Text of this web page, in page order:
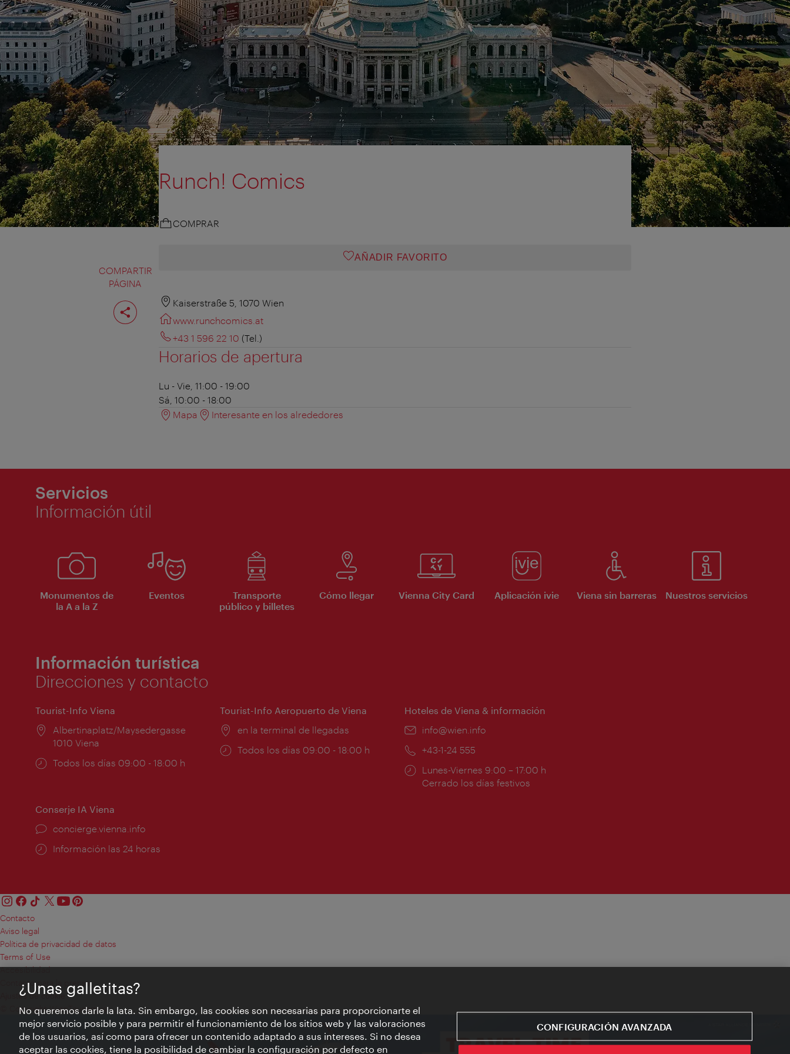
COMPARTIR
PÁGINA
Compartir
página
Runch! Comics
COMPRAR
AÑADIR FAVORITO
Kaiserstraße 5, 1070 Wien
www.runchcomics.at
+43 1 596 22 10 (Tel.)
Horarios de apertura
Lu - Vie, 11:00 - 19:00
Sá, 10:00 - 18:00
Mapa
Interesante en los alrededores
Servicios
Información útil
Monumentos de
la A a la Z
Eventos
Transporte
público y billetes
Cómo llegar Vienna City Card Aplicación ivie Viena sin barreras Nuestros servicios
Información turística
Direcciones y contacto
Tourist-Info Viena
Lugar:
Albertinaplatz/Maysedergasse
1010 Viena
Horarios
Todos los días 09:00 - 18:00 h
Tourist-Info Aeropuerto de Viena
Lugar:
en la terminal de llegadas
Horarios
Todos los días 09:00 - 18:00 h
Hoteles de Viena & información
e-
info@wien.info
Teléfono:
+43-1-24 555
Horarios
de
Lunes-Viernes 9:00 – 17:00 h
Cerrado los días festivos
Conserje IA Viena
concierge.vienna.info
Información las 24 horas
Contacto
Aviso legal
Política de privacidad de datos
Terms of Use
Accesibilidad
Contacto para la prensa
Ajustes de cookie
© Copyright WienTourismus
¿Unas galletitas?
No queremos darle la lata. Sin embargo, las cookies son necesarias para proporcionarte el
mejor servicio posible y para permitir el funcionamiento de los sitios web y las valoraciones
de los usuarios, así como para ofrecer un contenido adaptado a sus intereses. Si no desea
aceptar las cookies, tiene la posibilidad de cambiar la configuración por defecto en
CONFIGURACIÓN AVANZADA